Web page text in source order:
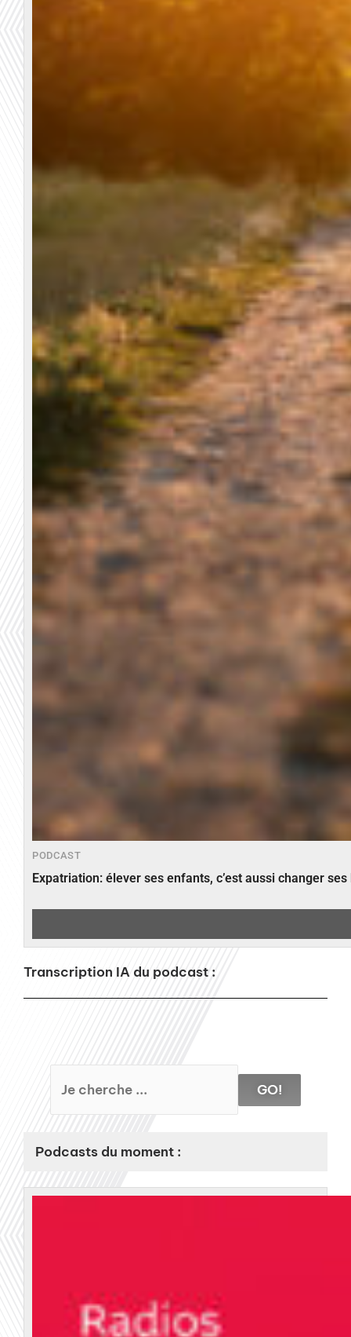
PODCAST
Expatriation: élever ses enfants, c’est aussi changer
Transcription IA du podcast :
GO!
Podcasts du moment :